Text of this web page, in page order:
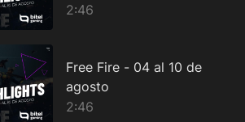
2:46
Free Fire - 04 al 10 de
agosto
2:46